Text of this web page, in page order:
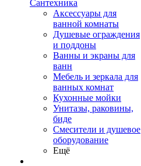
Сантехника
Аксессуары для
ванной комнаты
Душевые ограждения
и поддоны
Ванны и экраны для
ванн
Мебель и зеркала для
ванных комнат
Кухонные мойки
Унитазы, раковины,
биде
Смесители и душевое
оборудование
Ещё